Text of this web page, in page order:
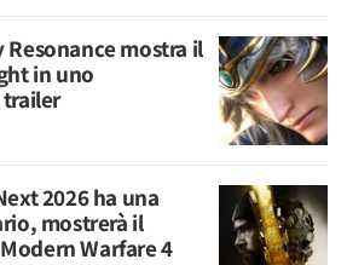
Resonance mostra il
in uno
2026 ha una
mostrerà il
Warfare 4